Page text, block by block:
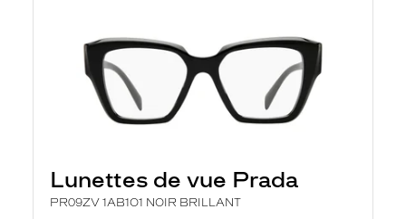
Lunettes de vue Prada
PR09ZV 1AB1O1 NOIR BRILLANT